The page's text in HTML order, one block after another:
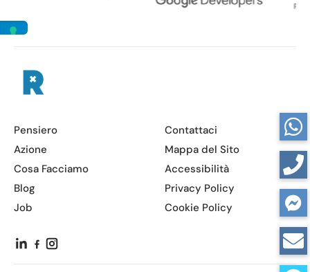
Pensiero
Azione
Cosa Facciamo
Blog
Job
Contattaci
Mappa del Sito
Accessibilità
Privacy Policy
Cookie Policy